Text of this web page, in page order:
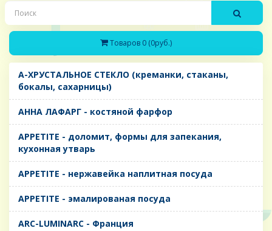
Товаров 0 (0руб.)
A-ХРУСТАЛЬНОЕ СТЕКЛО (креманки, стаканы,
бокалы, сахарницы)
AHHA ЛАФАРГ - костяной фарфор
APPETITE - доломит, формы для запекания,
кухонная утварь
APPETITE - нержавейка наплитная посуда
APPETITE - эмалированая посуда
ARC-LUMINARC - Франция